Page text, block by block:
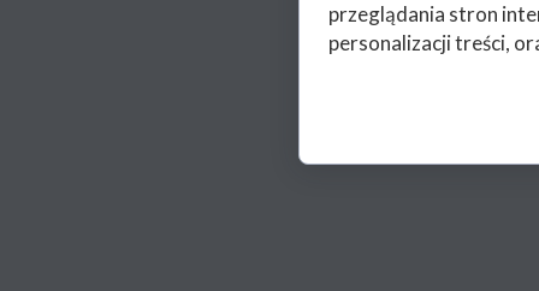
przeglądania stron
personalizacji treści,